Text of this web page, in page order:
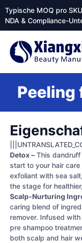
Typische MOQ pro
NDA & Compliance-
Peeling
Detox – This
start to your hair
exfoliant with sea
the stage for
Scalp-Nurturing
caring blend of
remover. Infused
pre shampoo
both scalp and hair